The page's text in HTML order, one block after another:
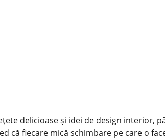
delicioase și idei de design interior,
că fiecare mică schimbare pe care o